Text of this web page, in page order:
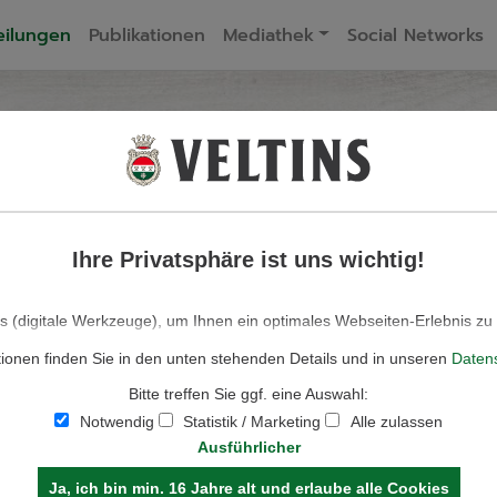
Publikationen Mediathek Social Networks
Ihre Privatsphäre ist uns wichtig!
(digitale Werkzeuge), um Ihnen ein optimales Webseiten-Erlebnis
die lediglich zu anonymen Statistikzwecken, für
zulassen möchten. Bitte beachten Sie, dass auf Basis Ihrer
der Seite zur Verfügung stehen. Weitere Informationen
Datenschutzhinweisen.
finden Sie in den unten stehenden Details und in unseren
Bitte treffen Sie ggf. eine Auswahl:
Notwendig
Statistik / Marketing
Alle zulassen
Ausführlicher
Ja, ich bin min. 16 Jahre alt und erlaube alle Cookies